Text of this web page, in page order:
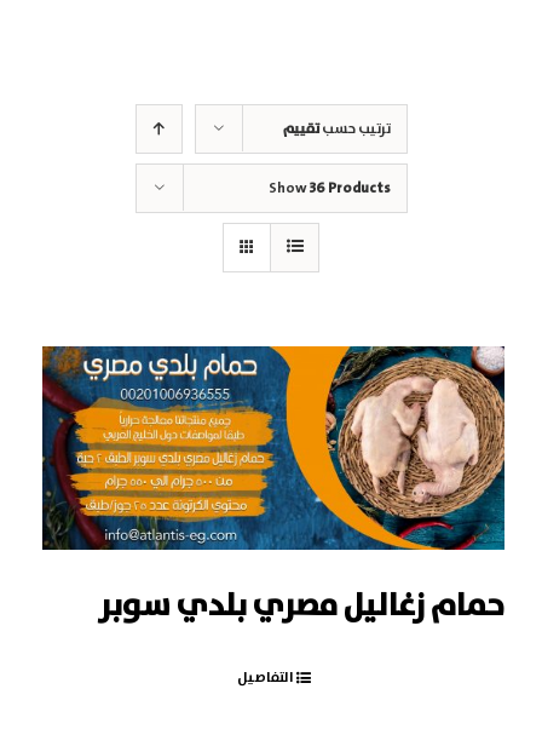
ترتيب حسبتقييم
Show36 Products
حمام زغاليل مصري بلدي سوبر
التفاصيل